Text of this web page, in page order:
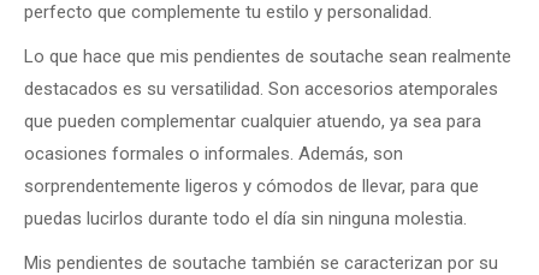
perfecto que complemente tu estilo y personalidad.
Lo que hace que mis pendientes de soutache sean realmente
destacados es su versatilidad. Son accesorios atemporales
que pueden complementar cualquier atuendo, ya sea para
ocasiones formales o informales. Además, son
sorprendentemente ligeros y cómodos de llevar, para que
puedas lucirlos durante todo el día sin ninguna molestia.
Mis pendientes de soutache también se caracterizan por su